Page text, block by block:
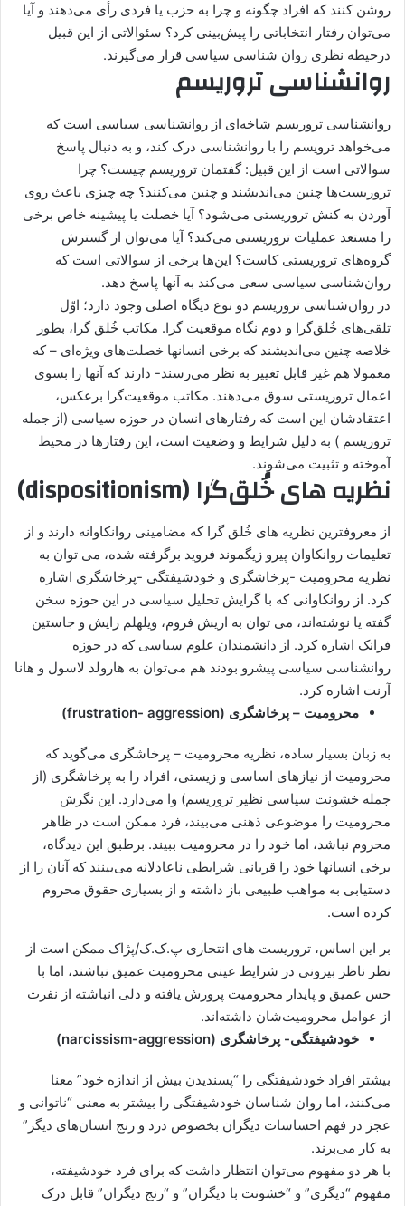
روشن کنند که افراد چگونه و چرا به حزب یا فردی رأی می‌دهند و آیا
می‌توان رفتار انتخاباتی را پیش‌بینی کرد؟ سئوالاتی از این قبیل
درحیطه نظری روان شناسی سیاسی قرار می‌گیرند.
روانشناسی تروریسم
روانشناسی تروریسم شاخه‌ای از روانشناسی سیاسی است که
می‌خواهد ترویسم را با روانشناسی درک کند، و به دنبال پاسخ
سوالاتی است از این قبیل: گفتمان تروریسم چیست؟ چرا
تروریست‌ها چنین می‌اندیشند و چنین می‌کنند؟ چه چیزی باعث روی
آوردن به کنش تروریستی می‌شود؟ آیا خصلت یا پیشینه خاص برخی
را مستعد عملیات تروریستی می‌کند؟ آیا می‌توان از گسترش
گروه‌های تروریستی کاست؟ این‌ها برخی از سوالاتی است که
روان‌شناسی سیاسی سعی می‌کند به آنها پاسخ دهد.
در روان‌شناسی تروریسم دو نوع دیگاه اصلی وجود دارد؛ اوّل
تلقی‌های خُلق‌گرا و دوم نگاه موقعیت گرا. مکاتب خُلق گرا، بطور
خلاصه چنین می‌اندیشند که برخی انسانها خصلت‌های ویژه‌ای – که
معمولا هم غیر قابل تغییر به نظر می‌رسند- دارند که آنها را بسوی
اعمال تروریستی سوق می‌دهند. مکاتب موقعیت‌گرا برعکس،
اعتقادشان این است که رفتارهای انسان در حوزه سیاسی (از جمله
تروریسم ) به دلیل شرایط و وضعیت است، این رفتارها در محیط
آموخته و تثبیت می‌شوند.
نظریه های خُلق‌گرا (dispositionism)
از معروفترین نظریه های خُلق گرا که مضامینی روانکاوانه دارند و از
تعلیمات روانکاوان پیرو زیگموند فروید برگرفته شده، می توان به
نظریه محرومیت -پرخاشگری و خودشیفتگی -پرخاشگری اشاره
کرد. از روانکاوانی که با گرایش تحلیل سیاسی در این حوزه سخن
گفته یا نوشته‌اند، می توان به اریش فروم، ویلهلم رایش و جاستین
فرانک اشاره کرد. از دانشمندان علوم سیاسی که در حوزه
روانشناسی سیاسی پیشرو بودند هم می‌توان به هارولد لاسول و هانا
آرنت اشاره کرد.
محرومیت – پرخاشگری (
frustration- aggression
)
به زبان بسیار ساده، نظریه محرومیت – پرخاشگری می‌گوید که
محرومیت از نیازهای اساسی و زیستی، افراد را به پرخاشگری (از
جمله خشونت سیاسی نظیر تروریسم) وا می‌دارد. این نگرش
محرومیت را موضوعی ذهنی می‌بیند، فرد ممکن است در ظاهر
محروم نباشد، اما خود را در محرومیت ببیند. برطبق این دیدگاه،
برخی انسانها خود را قربانی شرایطی ناعادلانه می‌بینند که آنان را از
دستیابی به مواهب طبیعی باز داشته و از بسیاری حقوق محروم
کرده است.
بر این اساس، تروریست های انتحاری پ.ک.ک/پژاک ممکن است از
نظر ناظر بیرونی در شرایط عینی محرومیت عمیق نباشند، اما با
حس عمیق و پایدار محرومیت پرورش یافته و دلی انباشته از نفرت
از عوامل محرومیت‌شان داشته‌اند.
خودشیفتگی- پرخاشگری (
narcissism-aggression
)
بیشتر افراد خودشیفتگی را “پسندیدن بیش از اندازه خود” معنا
می‌کنند، اما روان شناسان خودشیفتگی را بیشتر به معنی “ناتوانی و
عجز در فهم احساسات دیگران بخصوص درد و رنج انسان‌های دیگر”
به کار می‌برند.
با هر دو مفهوم می‌توان انتظار داشت که برای فرد خودشیفته،
مفهوم “دیگری” و “خشونت با دیگران” و “رنج دیگران” قابل درک